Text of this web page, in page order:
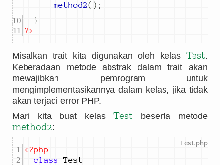
method2() ;
}
?>
Misalkan trait kita digunakan oleh kelas Test.
Keberadaan metode abstrak dalam trait akan
mewajibkan pemrogram untuk
mengimplementasikannya dalam kelas, jika tidak
akan terjadi error PHP.
Mari kita buat kelas Test beserta metode
method2:
<?php
class